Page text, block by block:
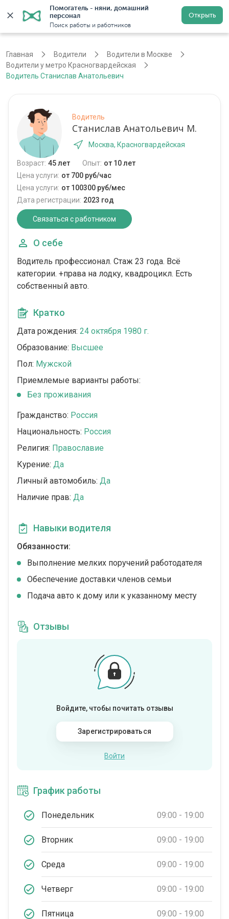
Помогатель - няни, домашний
персонал
Поиск работы и работников
Открыть
Регистрация
Главная Водители
Водители в Москве
Водители у метро Красногвардейская
Водитель Станислав Анатольевич
Водитель
Станислав Анатольевич М.
Москва, Красногвардейская
Возраст: 45 лет Опыт: от 10 лет
Цена услуги: от 700 руб/час
Цена услуги: от 100300 руб/мес
Дата регистрации: 2023 год
Связаться с работником
О себе
Водитель профессионал. Стаж 23 года. Всё
категории. +права на лодку, квадроцикл. Есть
собственный авто.
Кратко
Дата рождения: 24 октября 1980 г.
Образование: Высшее
Пол: Мужской
Приемлемые варианты работы:
Без проживания
Гражданство: Россия
Национальность: Россия
Религия: Православие
Курение: Да
Личный автомобиль: Да
Наличие прав: Да
Навыки водителя
Обязанности:
Выполнение мелких поручений работодателя
Обеспечение доставки членов семьи
Подача авто к дому или к указанному месту
Отзывы
Войдите, чтобы почитать отзывы
Зарегистрироваться
Войти
График работы
Понедельник 09:00 - 19:00
Вторник 09:00 - 19:00
Среда 09:00 - 19:00
Четверг 09:00 - 19:00
Пятница 09:00 - 19:00